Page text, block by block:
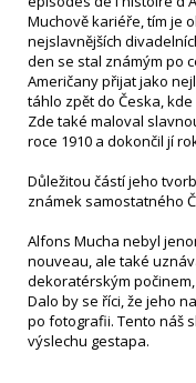
Muchově kariéře, tím je
nejslavnějších
den se stal známým po
Američany přijat jako
táhlo zpět do Česka,
Zde také maloval
roce 1910 a dokončil jí
Důležitou částí jeho
známek samostatného
Alfons Mucha nebyl
nouveau, ale také
dekoratérským
Dalo by se říci, že jeho
po fotografii. Tento náš
výslechu gestapa.